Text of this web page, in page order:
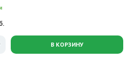
В КОРЗИНУ